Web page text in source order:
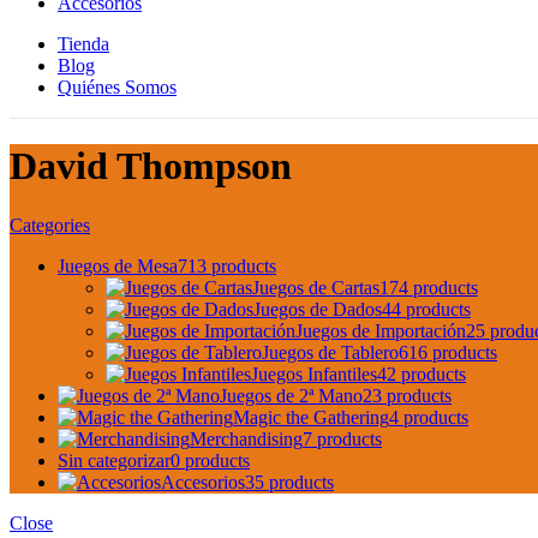
Tienda
Blog
Quiénes Somos
David Thompson
Categories
Juegos de Mesa713 products
Juegos de Cartas174 products
Juegos de Dados44 products
Juegos de Importación25
Juegos de Tablero616 products
Juegos Infantiles42 products
Juegos de 2ª Mano23 products
Magic the Gathering4 products
Merchandising7 products
Sin categorizar0 products
Accesorios35 products
Close